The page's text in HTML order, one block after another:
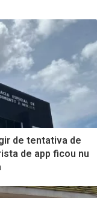
de tentativa de
de app ficou nu